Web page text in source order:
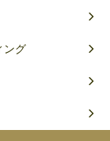
ング